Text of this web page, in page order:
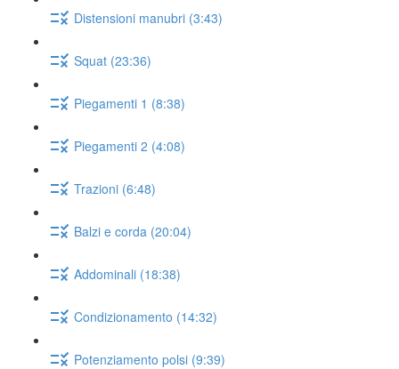
Distensioni manubri (3:43)
Squat (23:36)
Piegamenti 1 (8:38)
Piegamenti 2 (4:08)
Trazioni (6:48)
Balzi e corda (20:04)
Addominali (18:38)
Condizionamento (14:32)
Potenziamento polsi (9:39)